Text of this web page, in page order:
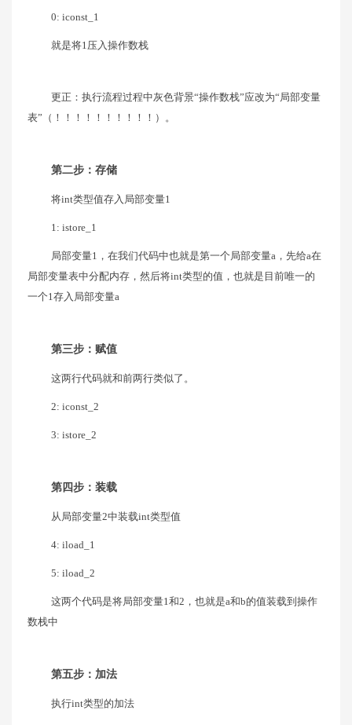
0: iconst_1
就是将1压入操作数栈
更正：执行流程过程中灰色背景“操作数栈”应改为“局部变量
表”（！！！！！！！！！！）。
第二步：存储
将int类型值存入局部变量1
1: istore_1
局部变量1，在我们代码中也就是第一个局部变量a，先给a在
局部变量表中分配内存，然后将int类型的值，也就是目前唯一的
一个1存入局部变量a
第三步：赋值
这两行代码就和前两行类似了。
2: iconst_2
3: istore_2
第四步：装载
从局部变量2中装载int类型值
4: iload_1
5: iload_2
这两个代码是将局部变量1和2，也就是a和b的值装载到操作
数栈中
第五步：加法
执行int类型的加法